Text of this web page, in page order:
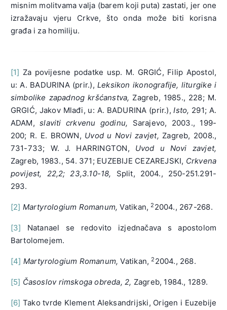
misnim molitvama valja (barem koji puta) zastati, jer one
izražavaju vjeru Crkve, što onda može biti korisna
građa i za homiliju.
[1] Za povijesne podatke usp. M. GRGIĆ, Filip Apostol,
u: A. BADURINA (prir.), Leksikon ikonografije, liturgike i
simbolike zapadnog kršćanstva, Zagreb, 1985., 228; M.
GRGIĆ, Jakov Mlađi, u: A. BADURINA (prir.),Isto, 291; A.
ADAM,slaviti crkvenu godinu, Sarajevo, 2003., 199-
200; R. E. BROWN, Uvod u Novi zavjet, Zagreb, 2008.,
731-733; W. J. HARRINGTON, Uvod u Novi zavjet,
Zagreb, 1983., 54. 371; EUZEBIJE CEZAREJSKI, Crkvena
povijest, 22,2; 23,3.10-18, Split, 2004., 250-251.291-
293.
[2] Martyrologium Romanum, Vatikan,2 2004., 267-268.
[3] Natanael se redovito izjednačava s apostolom
Bartolomejem.
[4] Martyrologium Romanum, Vatikan,2 2004., 268.
[5] Časoslov rimskoga obreda, 2, Zagreb, 1984., 1289.
[6] Tako tvrde Klement Aleksandrijski, Origen i Euzebije